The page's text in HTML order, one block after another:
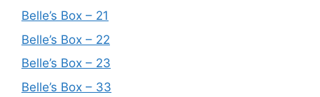
Belle’s Box – 21
Belle’s Box – 22
Belle’s Box – 23
Belle’s Box – 33